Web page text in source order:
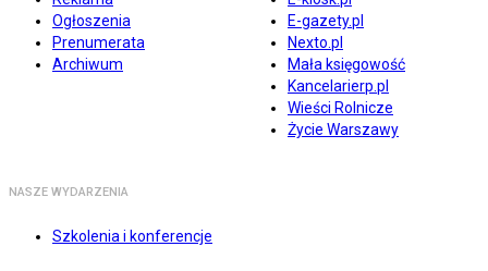
Ogłoszenia
Prenumerata
Archiwum
E-gazety.pl
Nexto.pl
Mała księgowość
Kancelarierp.pl
Wieści Rolnicze
Życie Warszawy
NASZE WYDARZENIA
Szkolenia i konferencje